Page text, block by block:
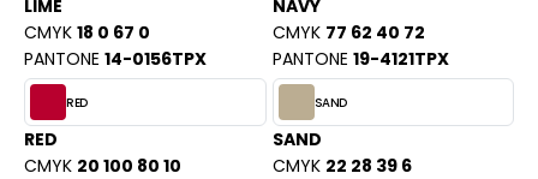
LIME
CMYK 18 0 67 0
PANTONE 14-0156TPX
NAVY
CMYK 77 62 40 72
PANTONE 19-4121TPX
RED
RED
CMYK 20 100 80 10
SAND
SAND
CMYK 22 28 39 6